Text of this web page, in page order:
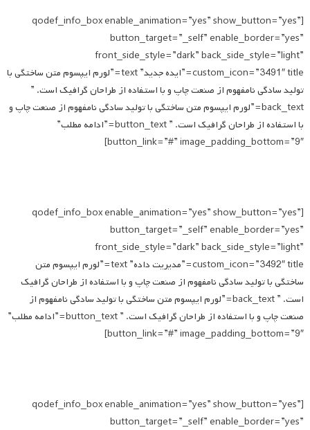
[qodef_info_box enable_animation=”yes” show_button=”yes”
button_target=”_self” enable_border=”yes”
front_side_style=”dark” back_side_style=”light”
custom_icon=”3491″ title=”ایده جدید” text=”لورم ایپسوم متن ساختگی با
تولید سادگی نامفهوم از صنعت چاپ و با استفاده از طراحان گرافیک است. ”
back_text=”لورم ایپسوم متن ساختگی با تولید سادگی نامفهوم از صنعت چاپ و
با استفاده از طراحان گرافیک است. ” button_text=”ادامه مطلب”
button_link=”#” image_padding_bottom=”9″]
[qodef_info_box enable_animation=”yes” show_button=”yes”
button_target=”_self” enable_border=”yes”
front_side_style=”dark” back_side_style=”light”
custom_icon=”3492″ title=”مدیریت داده” text=”لورم ایپسوم متن
ساختگی با تولید سادگی نامفهوم از صنعت چاپ و با استفاده از طراحان گرافیک
است. ” back_text=”لورم ایپسوم متن ساختگی با تولید سادگی نامفهوم از
صنعت چاپ و با استفاده از طراحان گرافیک است. ” button_text=”ادامه مطلب”
button_link=”#” image_padding_bottom=”9″]
[qodef_info_box enable_animation=”yes” show_button=”yes”
button_target=”_self” enable_border=”yes”